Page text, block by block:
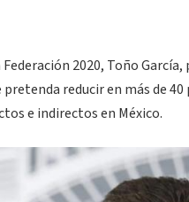
2020, Toño
reducir en más de
e indirectos en México.